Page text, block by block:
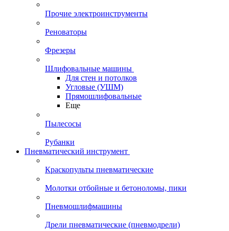
Прочие электроинструменты
Реноваторы
Фрезеры
Шлифовальные машины
Для стен и потолков
Угловые (УШМ)
Прямошлифовальные
Еще
Пылесосы
Рубанки
Пневматический инструмент
Краскопульты пневматические
Молотки отбойные и бетоноломы, пики
Пневмошлифмашины
Дрели пневматические (пневмодрели)